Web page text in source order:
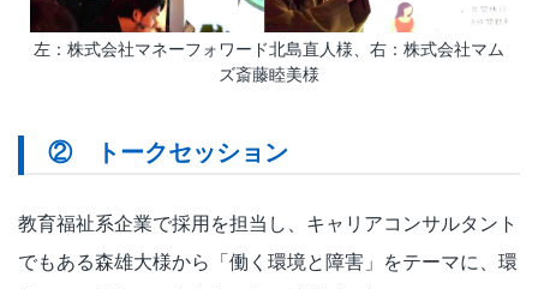
左：株式会社マネーフォワード北島直人様、右：株式会社マム
ズ斎藤睦美様
② トークセッション
教育福祉系企業で採用を担当し、キャリアコンサルタント
でもある森雄大様から「働く環境と障害」をテーマに、環